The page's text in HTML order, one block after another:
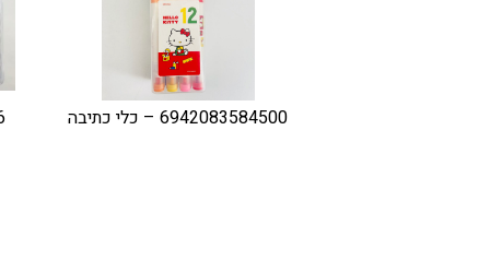
6942083584500 – כלי כתיבה